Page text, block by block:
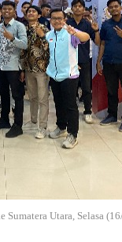
Utara, Selasa